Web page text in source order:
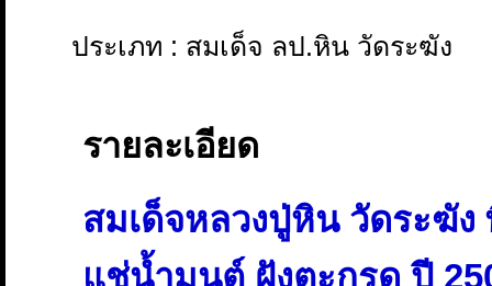
ประเภท : สมเด็จ ลป.หิน วัดระฆัง
รายละเอียด
สมเด็จหลวงปู่หิน วัดระฆั
แช่น้ำมนต์ ฝังตะกรุด ปี